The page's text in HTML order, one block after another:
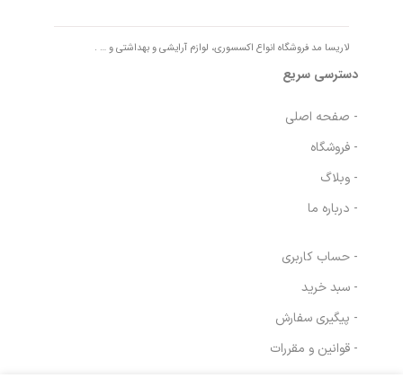
لاریسا مد فروشگاه انواع اکسسوری، لوازم آرایشی و بهداشتی و … .
دسترسی سریع
- صفحه اصلی
- فروشگاه
- وبلاگ
- درباره ما
- حساب کاربری
- سبد خرید
- پیگیری سفارش
- قوانین و مقررات